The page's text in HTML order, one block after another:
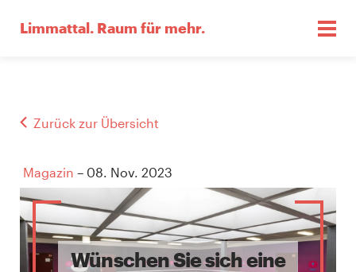
Limmattal. Raum für mehr.
Zurück zur Übersicht
Magazin – 08. Nov. 2023
Wünschen Sie sich eine